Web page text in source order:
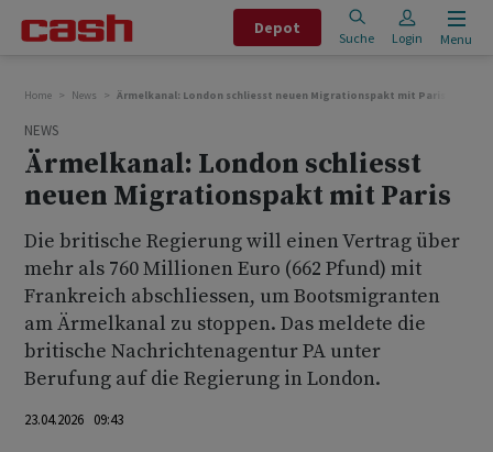
Depot
Suche Login Menu
Home News Ärmelkanal: London schliesst neuen Migrationspakt mit Paris
NEWS
Ärmelkanal: London schliesst
neuen Migrationspakt mit Paris
Die britische Regierung will einen Vertrag über
mehr als 760 Millionen Euro (662 Pfund) mit
Frankreich abschliessen, um Bootsmigranten
am Ärmelkanal zu stoppen. Das meldete die
britische Nachrichtenagentur PA unter
Berufung auf die Regierung in London.
23.04.2026 09:43